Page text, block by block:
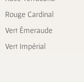
Rouge Cardinal
Vert Émeraude
Vert Impérial